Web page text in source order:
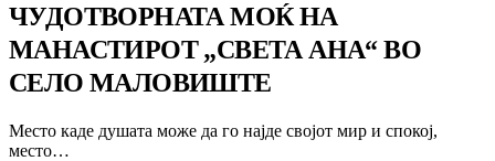
ЧУДОТВОРНАТА МОЌ НА
МАНАСТИРОТ „СВЕТА АНА“ ВО
СЕЛО МАЛОВИШТЕ
Место каде душата може да го најде својот мир и спокој,
место…